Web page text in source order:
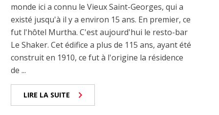
monde ici a connu le Vieux Saint-Georges, qui a
existé jusqu'à il y a environ 15 ans. En premier, ce
fut l'hôtel Murtha. C'est aujourd'hui le resto-bar
Le Shaker. Cet édifice a plus de 115 ans, ayant été
construit en 1910, ce fut à l'origine la résidence
de ...
LIRE LA SUITE